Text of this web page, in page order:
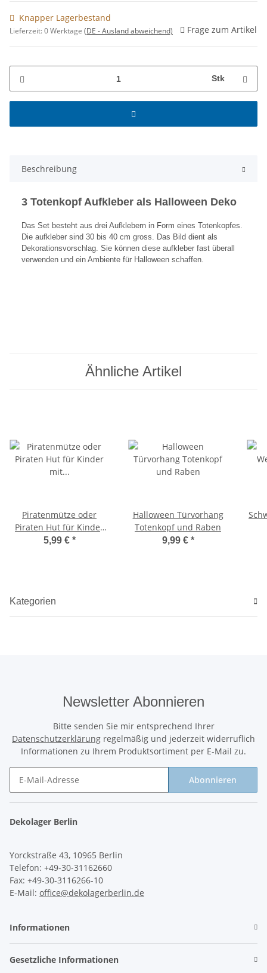
Knapper Lagerbestand
Lieferzeit:0 Werktage (DE - Ausland abweichend) Frage zum Artikel
Stk
Beschreibung
3 Totenkopf Aufkleber als Halloween Deko
Das Set besteht aus drei Aufklebern in Form eines Totenkopfes.
Die aufkleber sind 30 bis 40 cm gross. Das Bild dient als
Dekorationsvorschlag. Sie können diese aufkleber fast überall
verwenden und ein Ambiente für Halloween schaffen.
Ähnliche Artikel
Piratenmütze oder
Piraten Hut für Kinder
mit Totenkopf
5,99 € *
Halloween Türvorhang
Totenkopf und Raben
9,99 € *
Kategorien
Newsletter Abonnieren
Bitte senden Sie mir entsprechend Ihrer
Datenschutzerklärung regelmäßig und jederzeit widerruflich
Informationen zu Ihrem Produktsortiment per E-Mail zu.
Abonnieren
Dekolager Berlin
Yorckstraße 43, 10965 Berlin
Telefon: +49-30-31162660
Fax: +49-30-3116266-10
E-Mail: office@dekolagerberlin.de
Informationen
Gesetzliche Informationen